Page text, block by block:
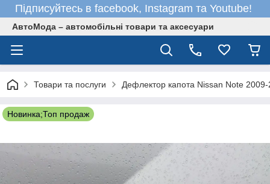
Підписуйтесь в facebook, Instagram та Youtube!
АвтоМода – автомобільні товари та аксесуари
Товари та послуги Дефлектор капота Nissan Note
Новинка;Топ продаж